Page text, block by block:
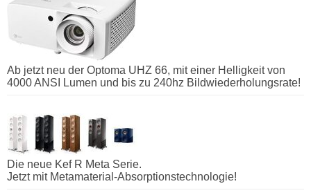
Ab jetzt neu der Optoma UHZ 66, mit einer Helligkeit von
4000 ANSI Lumen und bis zu 240hz Bildwiederholungsrate!
Die neue Kef R Meta Serie.
Jetzt mit Metamaterial-Absorptionstechnologie!